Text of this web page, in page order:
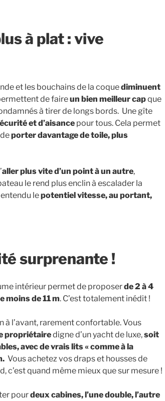
à plat : vive
et les bouchains de la coquediminuent
de faireun bien meilleur capque
à tirer de longs bords. Une gîte
et d’aisance pour tous. Cela permet
porter davantage de toile, plus
aller plus vite d’un point à un autre,
le rend plus enclin à escalader la
lepotentiel vitesse,au portant,
surprenante !
intérieur permet de proposerde 2 à 4
moins de 11 m. C’est totalement inédit !
à l’avant, rarement confortable. Vous
propriétairedigne d’un yacht de luxe,soit
avec de vrais lits « comme à la
Vous achetez vos draps et housses de
c’est quand même mieux que sur mesure !
pourdeux cabines, l’une double, l’autre